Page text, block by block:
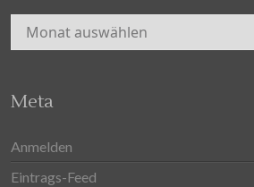
Archiv
Meta
Anmelden
Eintrags-Feed